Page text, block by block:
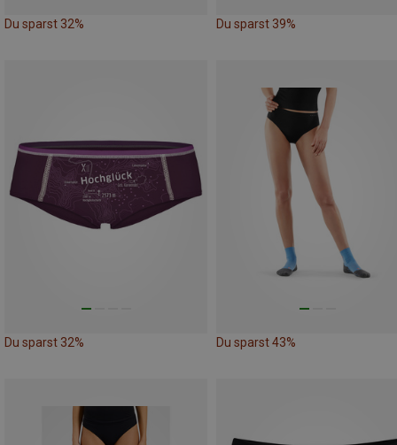
Du sparst 32% Du sparst 39%
Du sparst 32% Du sparst 43%